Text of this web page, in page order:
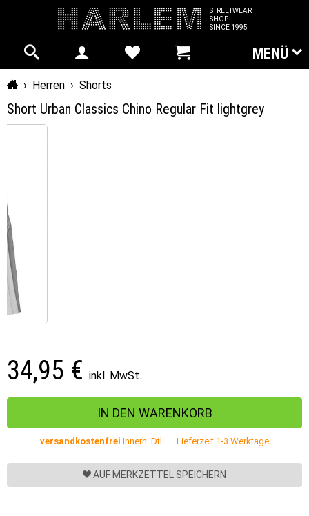
STREETWEAR
SHOP
SINCE 1995
MENÜ
Startseite
› Herren › Shorts
Short Urban Classics Chino Regular Fit lightgrey
34,95 € inkl. MwSt.
versandkostenfrei innerh. Dtl. – Lieferzeit 1-3 Werktage
AUF MERKZETTEL SPEICHERN